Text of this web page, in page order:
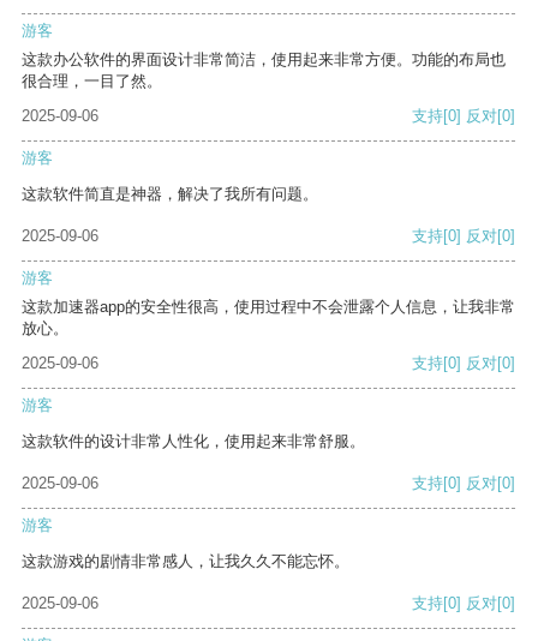
游客
这款办公软件的界面设计非常简洁，使用起来非常方便。功能的布局也
很合理，一目了然。
2025-09-06
支持[0] 反对[0]
游客
这款软件简直是神器，解决了我所有问题。
2025-09-06 支持[0] 反对[0]
游客
这款加速器app的安全性很高，使用过程中不会泄露个人信息，让我非常
放心。
2025-09-06
支持[0] 反对[0]
游客
这款软件的设计非常人性化，使用起来非常舒服。
2025-09-06 支持[0] 反对[0]
游客
这款游戏的剧情非常感人，让我久久不能忘怀。
2025-09-06 支持[0] 反对[0]